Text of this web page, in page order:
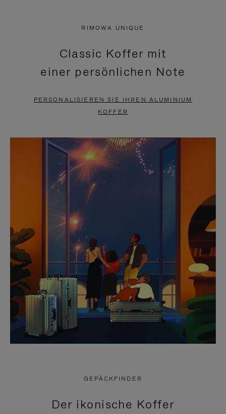
PAUSIERT,
BITTE
DRÜCKEN
ANZUHALTEN
KLICKEN
SIE
ZUM
AUFHEBEN
STUMMSCHALTUNG
RIMOWA UNIQUE
Classic Koffer mit
einer persönlichen Note
PERSONALISIEREN SIE IHREN ALUMINIUM
KOFFER
GEPÄCKFINDER
Der ikonische Koffer